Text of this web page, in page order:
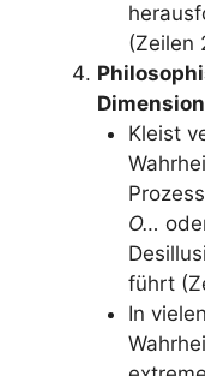
(Zeilen
Kleist
O…
führt
In